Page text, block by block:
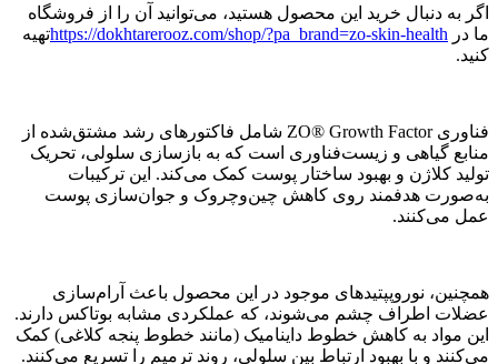
اگر به دنبال خرید این محصول هستید، می‌توانید آن را از فروشگاه
ما در https://dokhtarerooz.com/shop/?pa_brand=zo-skin-healthتهیه
کنید.
فناوری ZO® Growth Factor شامل فاکتورهای رشد مشتق‌شده از
منابع گیاهی و زیست‌فناوری است که به بازسازی سلولی، تحریک
تولید کلاژن و بهبود ساختار پوست کمک می‌کند. این ترکیبات
به‌صورت هدفمند روی کاهش چین‌وچروک و جوان‌سازی پوست
عمل می‌کنند.
همچنین، نوروپپتیدهای موجود در این محصول باعث آرام‌سازی
عضلات اطراف چشم می‌شوند، که عملکردی مشابه بوتاکس دارند.
این مواد به کاهش خطوط داینامیک (مانند خطوط پنجه کلاغی) کمک
می‌کنند و با بهبود ارتباط بین سلولی، روند ترمیم را تسریع می‌کنند.